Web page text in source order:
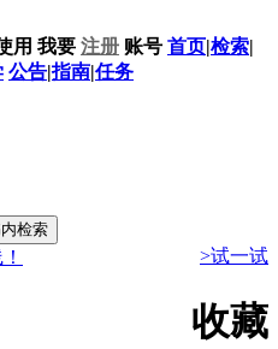
用 我要 注册 账号 首页|检索|
公告|指南|任务
>试一试
收藏